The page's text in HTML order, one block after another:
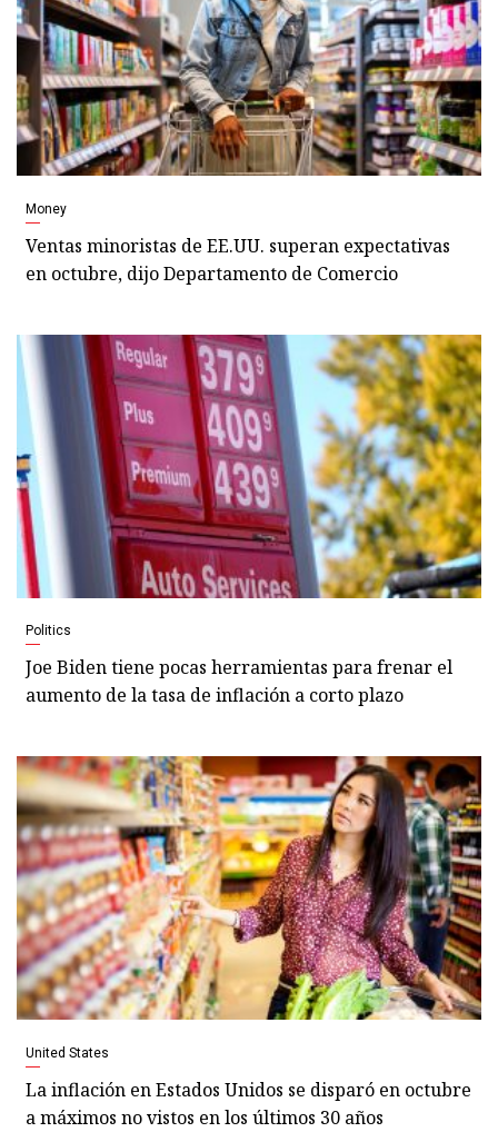
Money
Ventas minoristas de EE.UU. superan expectativas
en octubre, dijo Departamento de Comercio
Politics
Joe Biden tiene pocas herramientas para frenar el
aumento de la tasa de inflación a corto plazo
United States
La inflación en Estados Unidos se disparó en octubre
a máximos no vistos en los últimos 30 años